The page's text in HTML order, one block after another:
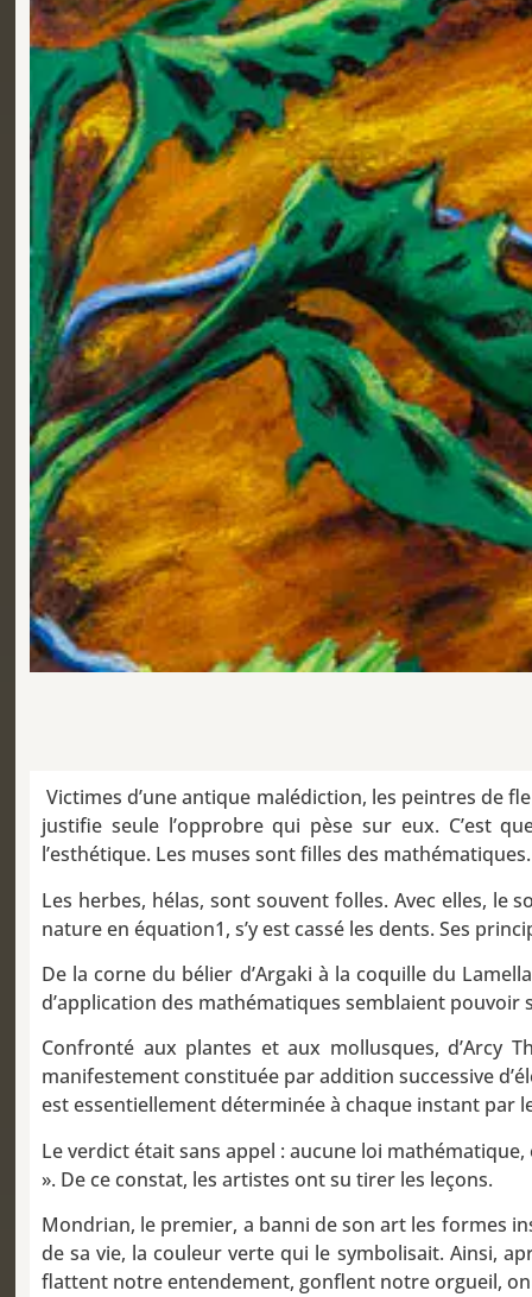
Victimes d’une antique malédiction, les peintres de
justifie seule l’opprobre qui pèse sur eux. C’est
l’esthétique. Les muses sont filles des mathématiques.
Les herbes, hélas, sont souvent folles. Avec elles, le
nature en équation1, s’y est cassé les dents. Ses
De la corne du bélier d’Argaki à la coquille du
d’application des mathématiques semblaient pouvoir
Confronté aux plantes et aux mollusques, d’Arcy
manifestement constituée par addition successive
est essentiellement déterminée à chaque instant par
Le verdict était sans appel : aucune loi
». De ce constat, les artistes ont su tirer les leçons.
Mondrian, le premier, a banni de son art les formes
de sa vie, la couleur verte qui le symbolisait. Ainsi,
flattent notre entendement, gonflent notre orgueil,